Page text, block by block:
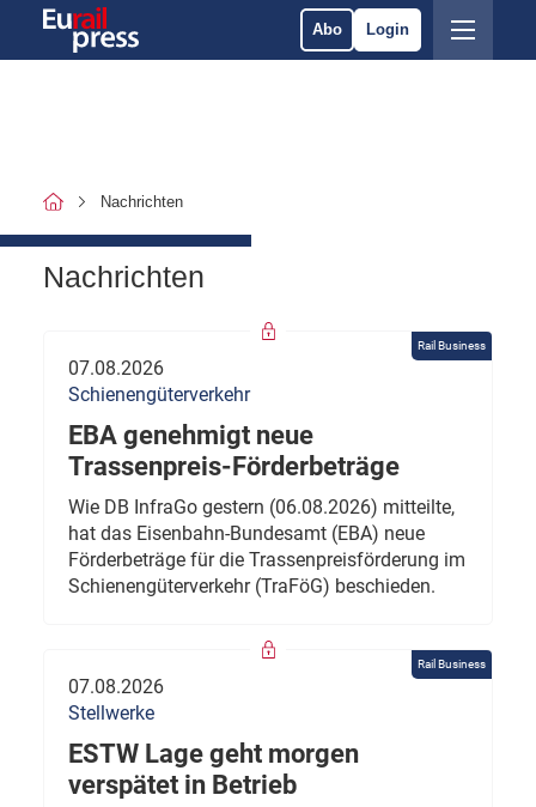
Abo Login
Nachrichten
Nachrichten
Rail Business
07.08.2026
Schienengüterverkehr
EBA genehmigt neue
Trassenpreis-Förderbeträge
Wie DB InfraGo gestern (06.08.2026) mitteilte,
hat das Eisenbahn-Bundesamt (EBA) neue
Förderbeträge für die Trassenpreisförderung im
Schienengüterverkehr (TraFöG) beschieden.
Rail Business
07.08.2026
Stellwerke
ESTW Lage geht morgen
verspätet in Betrieb